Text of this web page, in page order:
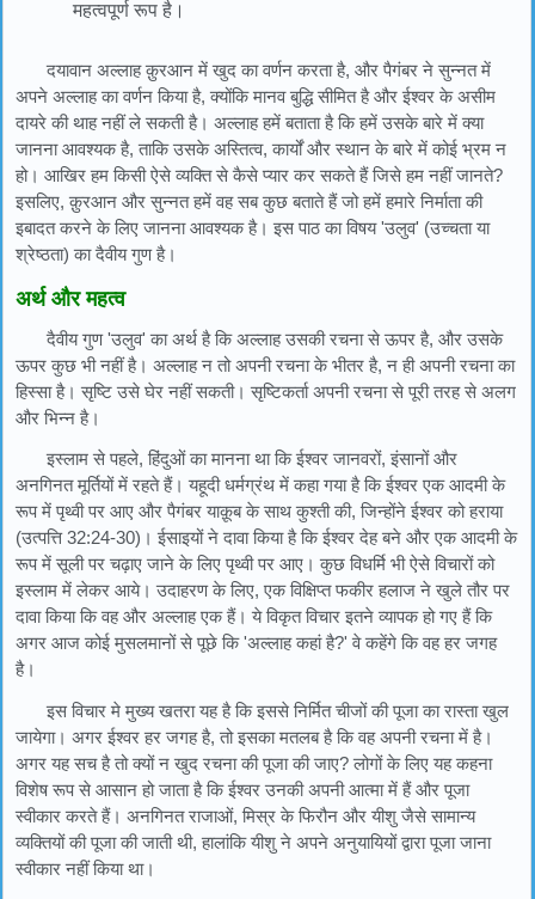
महत्वपूर्ण रूप है।
दयावान अल्लाह क़ुरआन में खुद का वर्णन करता है, और पैगंबर ने सुन्नत में
अपने अल्लाह का वर्णन किया है, क्योंकि मानव बुद्धि सीमित है और ईश्वर के असीम
दायरे की थाह नहीं ले सकती है। अल्लाह हमें बताता है कि हमें उसके बारे में क्या
जानना आवश्यक है, ताकि उसके अस्तित्व, कार्यों और स्थान के बारे में कोई भ्रम न
हो। आखिर हम किसी ऐसे व्यक्ति से कैसे प्यार कर सकते हैं जिसे हम नहीं जानते?
इसलिए, क़ुरआन और सुन्नत हमें वह सब कुछ बताते हैं जो हमें हमारे निर्माता की
इबादत करने के लिए जानना आवश्यक है। इस पाठ का विषय 'उलुव' (उच्चता या
श्रेष्ठता) का दैवीय गुण है।
अर्थ और महत्व
दैवीय गुण 'उलुव' का अर्थ है कि अल्लाह उसकी रचना से ऊपर है, और उसके
ऊपर कुछ भी नहीं है। अल्लाह न तो अपनी रचना के भीतर है, न ही अपनी रचना का
हिस्सा है। सृष्टि उसे घेर नहीं सकती। सृष्टिकर्ता अपनी रचना से पूरी तरह से अलग
और भिन्न है।
इस्लाम से पहले, हिंदुओं का मानना ​​था कि ईश्वर जानवरों, इंसानों और
अनगिनत मूर्तियों में रहते हैं। यहूदी धर्मग्रंथ में कहा गया है कि ईश्वर एक आदमी के
रूप में पृथ्वी पर आए और पैगंबर याक़ूब के साथ कुश्ती की, जिन्होंने ईश्वर को हराया
(उत्पत्ति 32:24-30)। ईसाइयों ने दावा किया है कि ईश्वर देह बने और एक आदमी के
रूप में सूली पर चढ़ाए जाने के लिए पृथ्वी पर आए। कुछ विधर्मि भी ऐसे विचारों को
इस्लाम में लेकर आये। उदाहरण के लिए, एक विक्षिप्त फकीर हलाज ने खुले तौर पर
दावा किया कि वह और अल्लाह एक हैं। ये विकृत विचार इतने व्यापक हो गए हैं कि
अगर आज कोई मुसलमानों से पूछे कि 'अल्लाह कहां है?' वे कहेंगे कि वह हर जगह
है।
इस विचार मे मुख्य खतरा यह है कि इससे निर्मित चीजों की पूजा का रास्ता खुल
जायेगा। अगर ईश्वर हर जगह है, तो इसका मतलब है कि वह अपनी रचना में है।
अगर यह सच है तो क्यों न खुद रचना की पूजा की जाए? लोगों के लिए यह कहना
विशेष रूप से आसान हो जाता है कि ईश्वर उनकी अपनी आत्मा में हैं और पूजा
स्वीकार करते हैं। अनगिनत राजाओं, मिस्र के फिरौन और यीशु जैसे सामान्य
व्यक्तियों की पूजा की जाती थी, हालांकि यीशु ने अपने अनुयायियों द्वारा पूजा जाना
स्वीकार नहीं किया था।